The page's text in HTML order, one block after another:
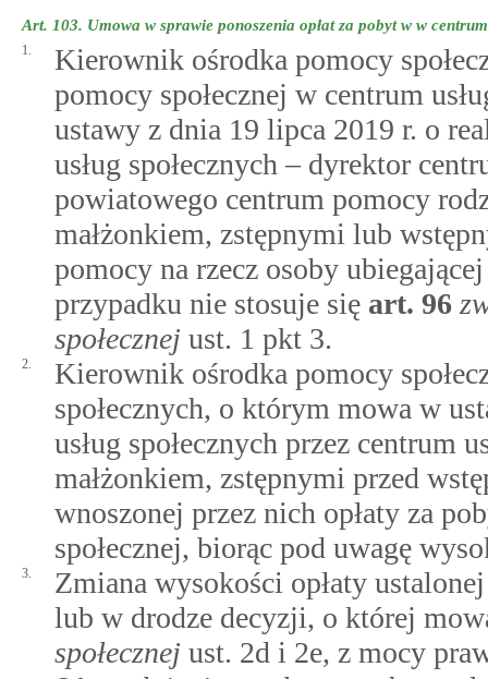
Art. 103. Umowa w sprawie ponoszenia opłat za pobyt w w centrum
1.
Kierownik ośrodka pomocy
pomocy społecznej w centrum
ustawy z dnia 19 lipca 2019 r. o
usług społecznych – dyrektor
powiatowego centrum pomocy
małżonkiem, zstępnymi lub
pomocy na rzecz osoby
przypadku nie stosuje się art. 96
społecznej ust. 1 pkt 3.
2.
Kierownik ośrodka pomocy
społecznych, o którym mowa w
usług społecznych przez centrum
małżonkiem, zstępnymi przed
wnoszonej przez nich opłaty za
społecznej, biorąc pod uwagę
3.
Zmiana wysokości opłaty
lub w drodze decyzji, o której
społecznej ust. 2d i 2e, z mocy